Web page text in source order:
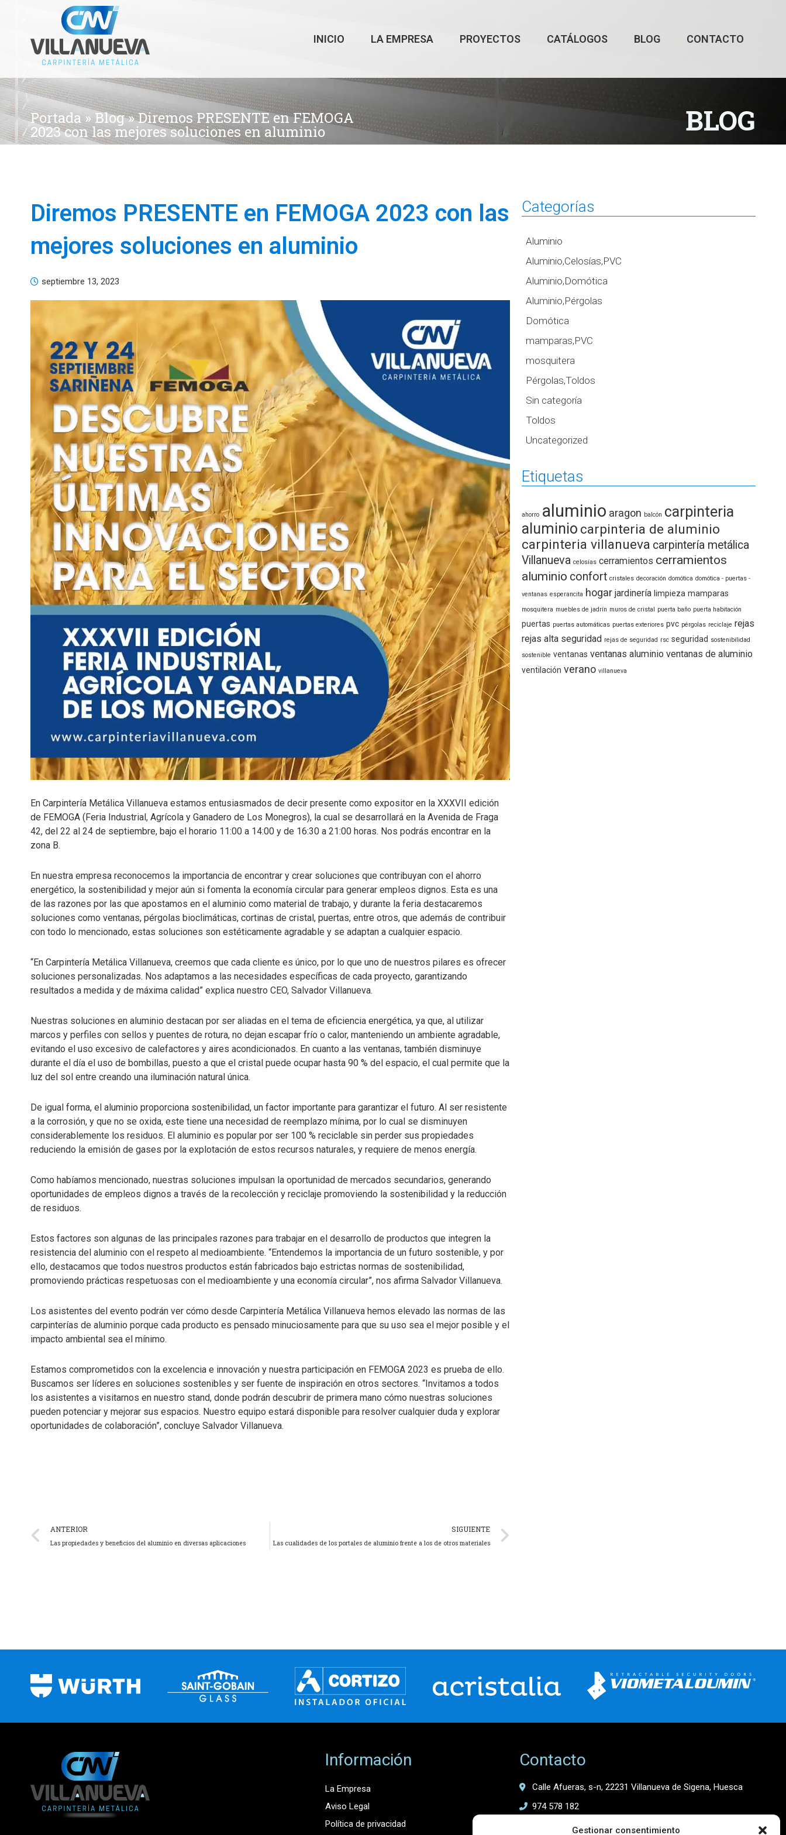
Gestionar consentimiento
INICIO LA EMPRESA PROYECTOS CATÁLOGOS BLOG CONTACTO
Portada»Blog»Diremos PRESENTE en FEMOGA
2023 con las mejores soluciones en aluminio BLOG
Diremos PRESENTE en FEMOGA 2023 con las
mejores soluciones en aluminio
septiembre 13, 2023
En Carpintería Metálica Villanueva estamos entusiasmados de decir presente como expositor en la XXXVII edición
de FEMOGA (Feria Industrial, Agrícola y Ganadero de Los Monegros), la cual se desarrollará en la Avenida de Fraga
42, del 22 al 24 de septiembre, bajo el horario 11:00 a 14:00 y de 16:30 a 21:00 horas. Nos podrás encontrar en la
zona B.
En nuestra empresa reconocemos la importancia de encontrar y crear soluciones que contribuyan con el ahorro
energético, la sostenibilidad y mejor aún si fomenta la economía circular para generar empleos dignos. Esta es una
de las razones por las que apostamos en el aluminio como material de trabajo, y durante la feria destacaremos
soluciones como ventanas, pérgolas bioclimáticas, cortinas de cristal, puertas, entre otros, que además de contribuir
con todo lo mencionado, estas soluciones son estéticamente agradable y se adaptan a cualquier espacio.
“En Carpintería Metálica Villanueva, creemos que cada cliente es único, por lo que uno de nuestros pilares es ofrecer
soluciones personalizadas. Nos adaptamos a las necesidades específicas de cada proyecto, garantizando
resultados a medida y de máxima calidad” explica nuestro CEO, Salvador Villanueva.
Nuestras soluciones en aluminio destacan por ser aliadas en el tema de eficiencia energética, ya que, al utilizar
marcos y perfiles con sellos y puentes de rotura, no dejan escapar frío o calor, manteniendo un ambiente agradable,
evitando el uso excesivo de calefactores y aires acondicionados. En cuanto a las ventanas, también disminuye
durante el día el uso de bombillas, puesto a que el cristal puede ocupar hasta 90 % del espacio, el cual permite que la
luz del sol entre creando una iluminación natural única.
De igual forma, el aluminio proporciona sostenibilidad, un factor importante para garantizar el futuro. Al ser resistente
a la corrosión, y que no se oxida, este tiene una necesidad de reemplazo mínima, por lo cual se disminuyen
considerablemente los residuos. El aluminio es popular por ser 100 % reciclable sin perder sus propiedades
reduciendo la emisión de gases por la explotación de estos recursos naturales, y requiere de menos energía.
Como habíamos mencionado, nuestras soluciones impulsan la oportunidad de mercados secundarios, generando
oportunidades de empleos dignos a través de la recolección y reciclaje promoviendo la sostenibilidad y la reducción
de residuos.
Estos factores son algunas de las principales razones para trabajar en el desarrollo de productos que integren la
resistencia del aluminio con el respeto al medioambiente. “Entendemos la importancia de un futuro sostenible, y por
ello, destacamos que todos nuestros productos están fabricados bajo estrictas normas de sostenibilidad,
promoviendo prácticas respetuosas con el medioambiente y una economía circular”, nos afirma Salvador Villanueva.
Los asistentes del evento podrán ver cómo desde Carpintería Metálica Villanueva hemos elevado las normas de las
carpinterías de aluminio porque cada producto es pensado minuciosamente para que su uso sea el mejor posible y el
impacto ambiental sea el mínimo.
Estamos comprometidos con la excelencia e innovación y nuestra participación en FEMOGA 2023 es prueba de ello.
Buscamos ser líderes en soluciones sostenibles y ser fuente de inspiración en otros sectores. “Invitamos a todos
los asistentes a visitarnos en nuestro stand, donde podrán descubrir de primera mano cómo nuestras soluciones
pueden potenciar y mejorar sus espacios. Nuestro equipo estará disponible para resolver cualquier duda y explorar
oportunidades de colaboración”, concluye Salvador Villanueva.
ANTERIOR
Las propiedades y beneficios del aluminio en diversas aplicaciones
SIGUIENTE
Las cualidades de los portales de aluminio frente a los de otros materiales
Categorías
Aluminio
Aluminio,Celosías,PVC
Aluminio,Domótica
Aluminio,Pérgolas
Domótica
mamparas,PVC
mosquitera
Pérgolas,Toldos
Sin categoría
Toldos
Uncategorized
Etiquetas
ahorro aluminio aragon balcón carpinteria
aluminio carpinteria de aluminio
carpinteria villanueva carpintería metálica
Villanueva celosías cerramientos cerramientos
aluminio confort cristales decoración domótica domótica - puertas -
ventanas esperancita hogar jardinería limpieza mamparas
mosquitera muebles de jadrín muros de cristal puerta baño puerta habitación
puertas puertas automáticas puertas exteriores pvc pérgolas reciclaje rejas
rejas alta seguridad rejas de seguridad rsc seguridad sostenibilidad
sostenible ventanas ventanas aluminio ventanas de aluminio
ventilación verano villanueva
Información
La Empresa
Aviso Legal
Política de privacidad
Contacto
Calle Afueras, s-n, 22231 Villanueva de Sigena, Huesca
974 578 182
667 058 624